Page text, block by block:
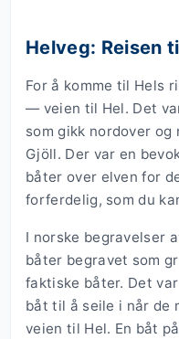
Helveg: Reisen
For å komme til Hels
— veien til Hel. Det
som gikk nordover og
Gjöll. Der var en
båter over elven for
forferdelig, som du
I norske begravelser
båter begravet som
faktiske båter. Det
båt til å seile i når de
veien til Hel. En båt